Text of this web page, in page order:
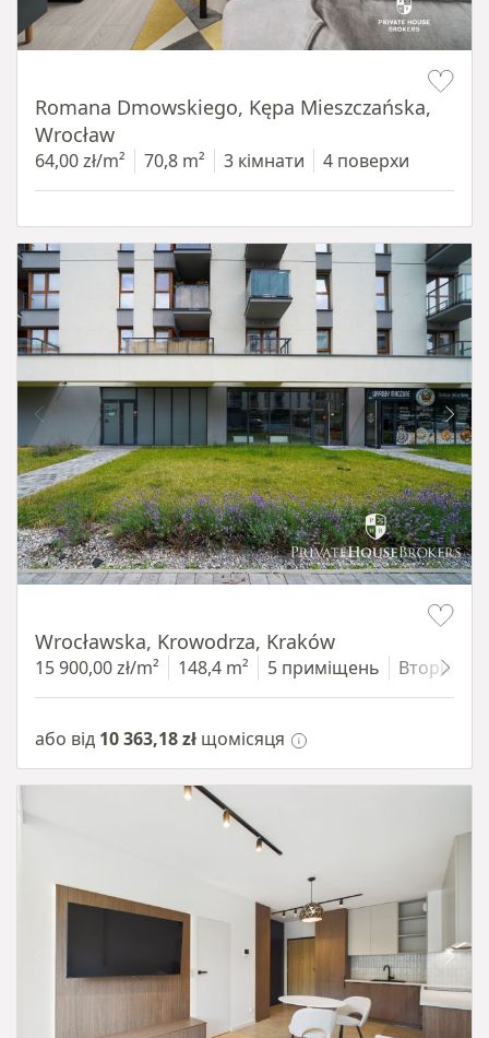
Romana Dmowskiego, Kępa Mieszczańska,
Wrocław
64,00 zł/m² 70,8 m² 3 кімнати 4 поверхи
Wrocławska, Krowodrza, Kraków
15 900,00 zł/m² 148,4 m² 5 приміщень
або від 10 363,18 zł щомісяця